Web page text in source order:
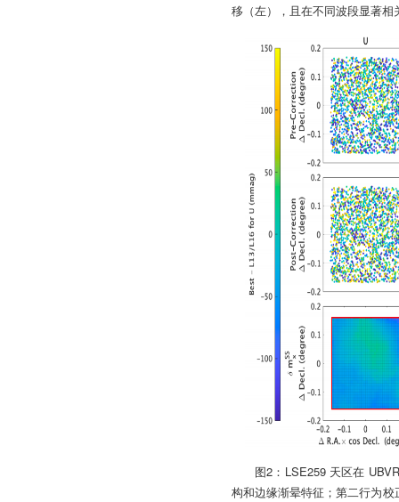
移（左），且在不同波段显著
图2：LSE259 天区在
构和边缘渐晕特征；第二行为